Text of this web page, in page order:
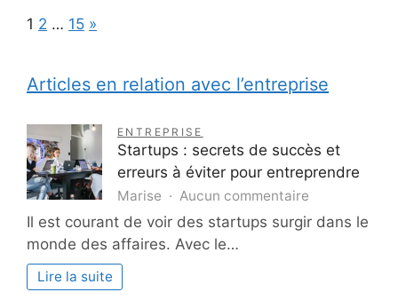
Page:
1 2 … 15 Next
»
Articles en relation avec l’entreprise
ENTREPRISE
Startups : secrets de succès et
erreurs à éviter pour entreprendre
Marise Aucun commentaire
Startups
Il est courant de voir des startups surgir dans le
monde des affaires. Avec le…
Lire la suite